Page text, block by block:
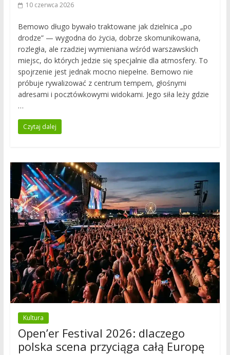
10 czerwca 2026
Bemowo długo bywało traktowane jak dzielnica „po
drodze” — wygodna do życia, dobrze skomunikowana,
rozległa, ale rzadziej wymieniana wśród warszawskich
miejsc, do których jedzie się specjalnie dla atmosfery. To
spojrzenie jest jednak mocno niepełne. Bemowo nie
próbuje rywalizować z centrum tempem, głośnymi
adresami i pocztówkowymi widokami. Jego siła leży gdzie
…
Czytaj dalej
Kultura
Open’er Festival 2026: dlaczego
polska scena przyciąga całą Europę